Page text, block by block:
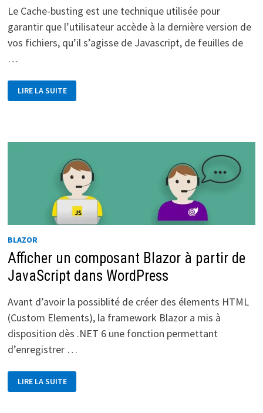
Le Cache-busting est une technique utilisée pour
garantir que l’utilisateur accède à la dernière version de
vos fichiers, qu’il s’agisse de Javascript, de feuilles de
…
BLAZOR,
ASTUCE
DE
FICHIERS
LIRE LA SUITE
BLAZOR
Afficher un composant Blazor à partir de
JavaScript dans WordPress
Avant d’avoir la possiblité de créer des élements HTML
(Custom Elements), la framework Blazor a mis à
disposition dès .NET 6 une fonction permettant
d’enregistrer …
AFFICHER
UN
COMPOSANT
LIRE LA SUITE